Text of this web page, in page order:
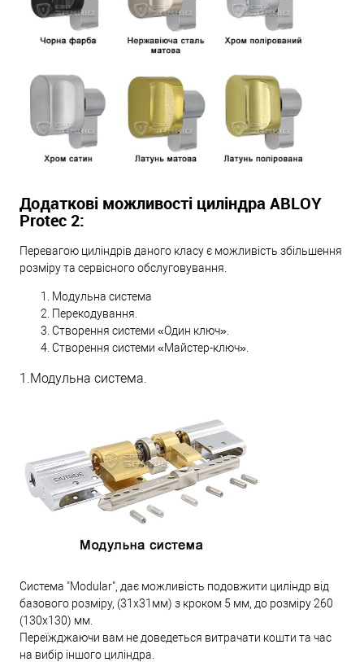
Додаткові можливості циліндра ABLOY
Protec 2:
Перевагою циліндрів даного класу є можливість збільшення
розміру та сервісного обслуговування.
Модульна система
Перекодування.
Створення системи «Один ключ».
Створення системи «Майстер-ключ».
1.Модульна система.
Система "Modular", дає можливість подовжити циліндр від
базового розміру, (31х31мм) з кроком 5 мм, до розміру 260
(130х130) мм.
Переїжджаючи вам не доведеться витрачати кошти та час
на вибір іншого циліндра.